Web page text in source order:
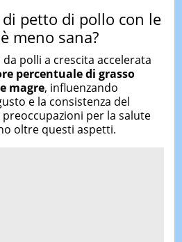
di petto di pollo con le
meno sana?
polli a crescita accelerata
percentuale di grasso
magre, influenzando
e la consistenza del
per la salute
oltre questi aspetti.